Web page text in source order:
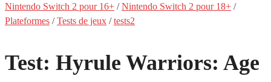
Nintendo Switch 2 pour 16+ /Nintendo Switch 2 pour 18+ /
Plateformes /Tests de jeux /tests2
Test: Hyrule Warriors: Age